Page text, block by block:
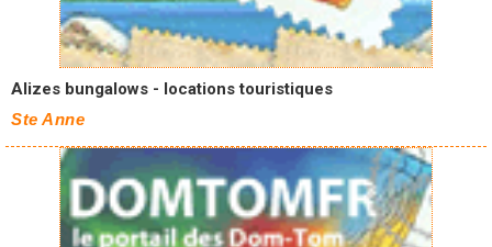
Alizes bungalows - locations touristiques
Ste Anne